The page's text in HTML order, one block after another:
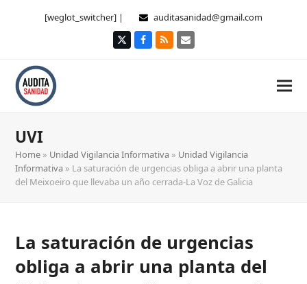
[weglot_switcher] | auditasanidad@gmail.com
TwitterFacebook
RSS Correo
UVI
Home » Unidad Vigilancia Informativa » Unidad Vigilancia
Informativa » La saturación de urgencias obliga a abrir una planta
del Meixoeiro que llevaba un año cerrada-La Voz de Galicia
La saturación de urgencias
obliga a abrir una planta del